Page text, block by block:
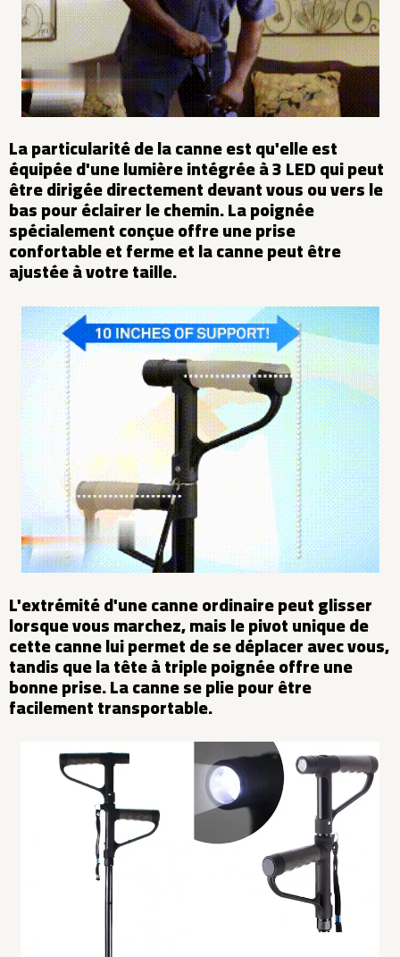
La particularité de la canne est qu'elle est
équipée d'une lumière intégrée à 3 LED qui peut
être dirigée directement devant vous ou vers le
bas pour éclairer le chemin. La poignée
spécialement conçue offre une prise
confortable et ferme et la canne peut être
ajustée à votre taille.
L'extrémité d'une canne ordinaire peut glisser
lorsque vous marchez, mais le pivot unique de
cette canne lui permet de se déplacer avec vous,
tandis que la tête à triple poignée offre une
bonne prise. La canne se plie pour être
facilement transportable.